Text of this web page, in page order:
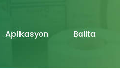
Aplikasyon Balita